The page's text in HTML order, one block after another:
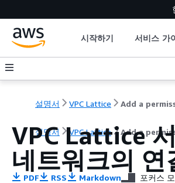
시작하기 서비스 가
설명서 VPC Lattice Add a
설명서 VPC Lattice Add a
VPC Lattice
네트워크의 연
PDF RSS Markdown 포커스